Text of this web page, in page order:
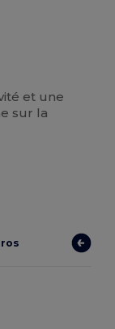
et une
sur la